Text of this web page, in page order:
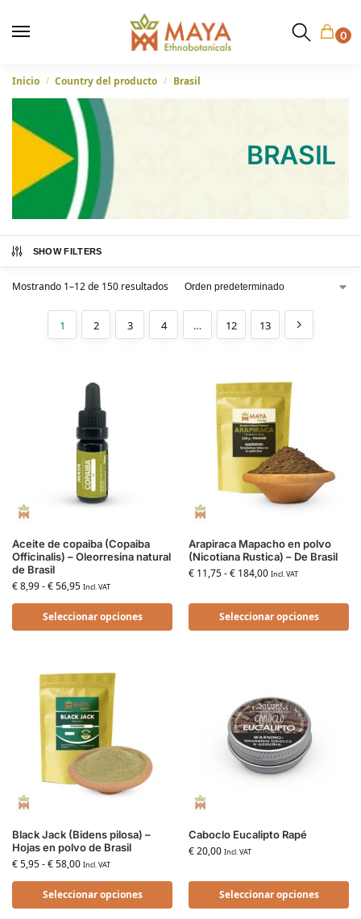
0
Inicio / Country del producto / Brasil
BRASIL
SHOW FILTERS
Mostrando 1–12 de 150 resultados
1 2 3 4 … 12 13
Aceite de copaiba (Copaiba
Officinalis) – Oleorresina natural
de Brasil
€8,99-€56,95 Incl. VAT
Seleccionar opciones
Arapiraca Mapacho en polvo
(Nicotiana Rustica) – De Brasil
€ 11,75-€ 184,00 Incl. VAT
Seleccionar opciones
Black Jack (Bidens pilosa) –
Hojas en polvo de Brasil
€5,95-€58,00 Incl. VAT
Seleccionar opciones
Caboclo Eucalipto Rapé
€20,00 Incl. VAT
Seleccionar opciones